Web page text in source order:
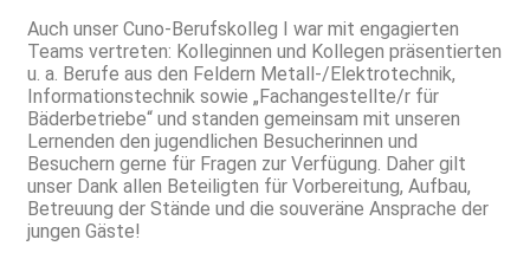
Auch unser Cuno-Berufskolleg I war mit engagierten
Teams vertreten: Kolleginnen und Kollegen präsentierten
u. a. Berufe aus den Feldern Metall-/Elektrotechnik,
Informationstechnik sowie „Fachangestellte/r für
Bäderbetriebe“ und standen gemeinsam mit unseren
Lernenden den jugendlichen Besucherinnen und
Besuchern gerne für Fragen zur Verfügung. Daher gilt
unser Dank allen Beteiligten für Vorbereitung, Aufbau,
Betreuung der Stände und die souveräne Ansprache der
jungen Gäste!